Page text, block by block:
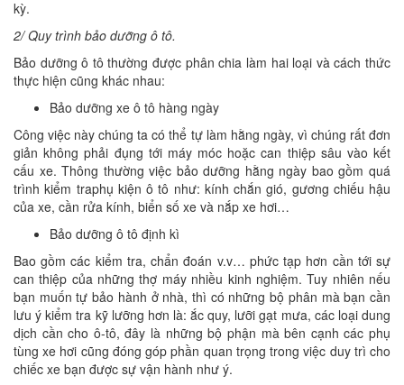
kỳ.
2/ Quy trình bảo dưỡng ô tô.
Bảo dưỡng ô tô thường được phân chia làm hai loại và cách thức
thực hiện cũng khác nhau:
Bảo dưỡng xe ô tô hàng ngày
Công việc này chúng ta có thể tự làm hằng ngày, vì chúng rất đơn
giản không phải đụng tới máy móc hoặc can thiệp sâu vào kết
cấu xe. Thông thường việc bảo dưỡng hằng ngày bao gồm quá
trình kiểm traphụ kiện ô tô như: kính chắn gió, gương chiếu hậu
của xe, cần rửa kính, biển số xe và nắp xe hơi…
Bảo dưỡng ô tô định kì
Bao gồm các kiểm tra, chẩn đoán v.v… phức tạp hơn cần tới sự
can thiệp của những thợ máy nhiều kinh nghiệm. Tuy nhiên nếu
bạn muốn tự bảo hành ở nhà, thì có những bộ phân mà bạn cần
lưu ý kiểm tra kỹ lưỡng hơn là: ắc quy, lưỡi gạt mưa, các loại dung
dịch cần cho ô-tô, đây là những bộ phận mà bên cạnh các phụ
tùng xe hơi cũng đóng góp phần quan trọng trong việc duy trì cho
chiếc xe bạn được sự vận hành như ý.